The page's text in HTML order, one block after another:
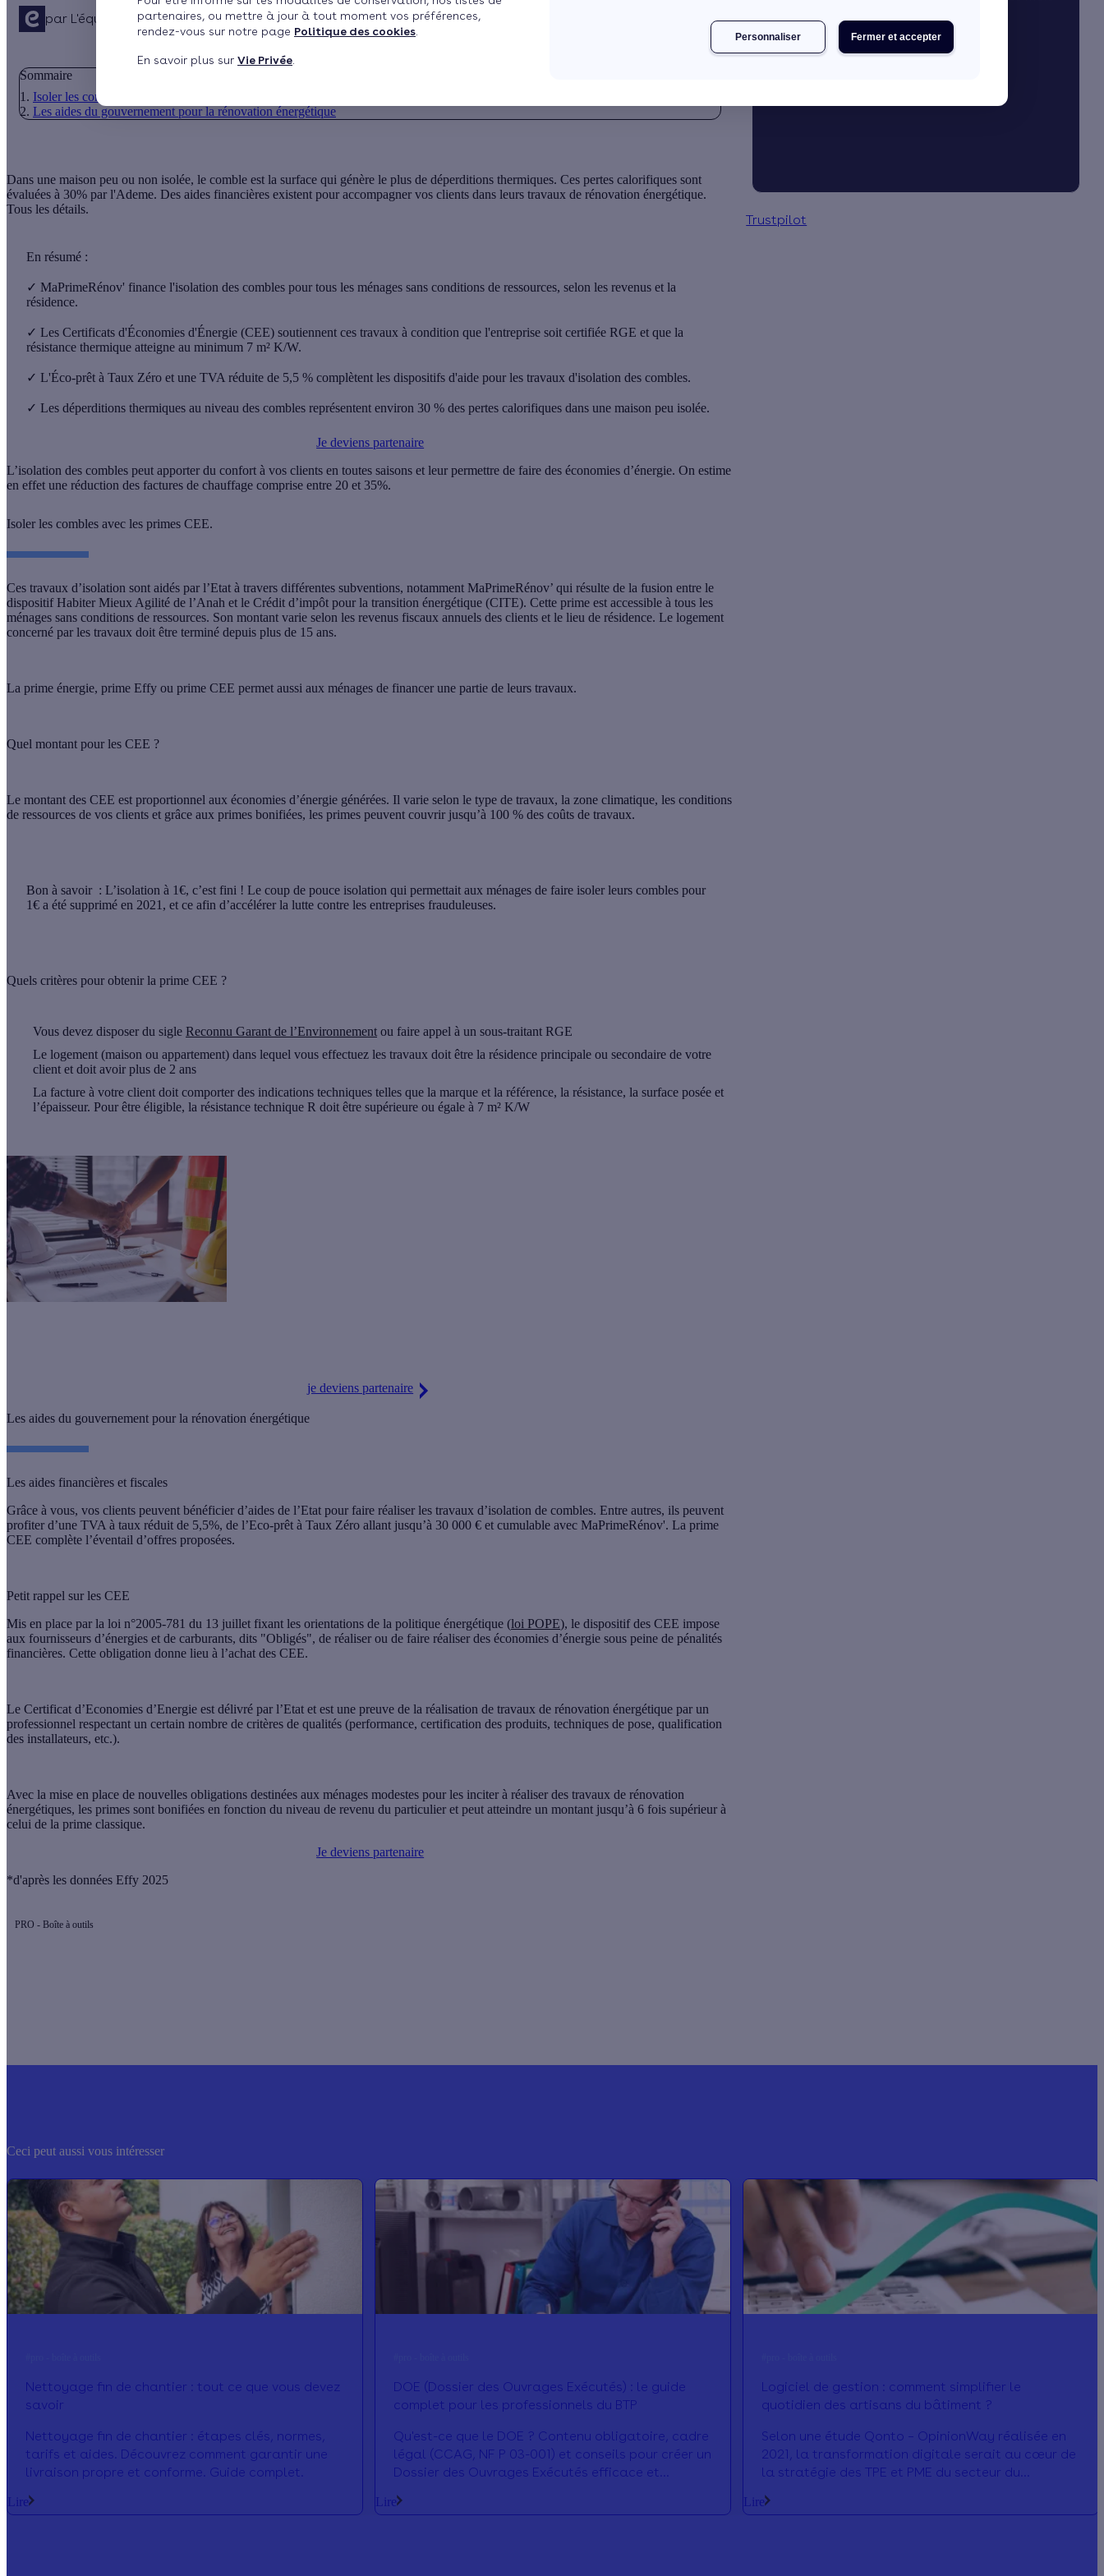
partenaires, ou mettre à jour à tout moment vos préférences,
rendez-vous sur notre page Politique des cookies
En savoir plus sur Vie Privée
Fermer et accepter
Personnaliser
par L'équipe de rédactionPublié le 02/08/2021 à 18h16 Mis à jour le 16/06/2026 à 16h15
Sommaire
Isoler les combles avec les primes CEE.
Les aides du gouvernement pour la rénovation énergétique
Dans une maison peu ou non isolée, le comble est la surface qui génère le plus de déperditions thermiques. Ces pertes calorifiques sont
évaluées à 30% par l'Ademe. Des aides financières existent pour accompagner vos clients dans leurs travaux de rénovation énergétique.
Tous les détails.
En résumé :
✓ MaPrimeRénov' finance l'isolation des combles pour tous les ménages sans conditions de ressources, selon les revenus et la
résidence.
✓ Les Certificats d'Économies d'Énergie (CEE) soutiennent ces travaux à condition que l'entreprise soit certifiée RGE et que la
résistance thermique atteigne au minimum 7 m² K/W.
✓ L'Éco-prêt à Taux Zéro et une TVA réduite de 5,5 % complètent les dispositifs d'aide pour les travaux d'isolation des combles.
✓ Les déperditions thermiques au niveau des combles représentent environ 30 % des pertes calorifiques dans une maison peu isolée.
Je deviens partenaire
L’isolation des combles peut apporter du confort à vos clients en toutes saisons et leur permettre de faire des économies d’énergie. On estime
en effet une réduction des factures de chauffage comprise entre 20 et 35%.
Isoler les combles avec les primes CEE.
Ces travaux d’isolation sont aidés par l’Etat à travers différentes subventions, notamment MaPrimeRénov’ qui résulte de la fusion entre le
dispositif Habiter Mieux Agilité de l’Anah et le Crédit d’impôt pour la transition énergétique (CITE). Cette prime est accessible à tous les
ménages sans conditions de ressources. Son montant varie selon les revenus fiscaux annuels des clients et le lieu de résidence. Le logement
concerné par les travaux doit être terminé depuis plus de 15 ans.
La prime énergie, prime Effy ou prime CEE permet aussi aux ménages de financer une partie de leurs travaux.
Quel montant pour les CEE ?
Le montant des CEE est proportionnel aux économies d’énergie générées. Il varie selon le type de travaux, la zone climatique, les conditions
de ressources de vos clients et grâce aux primes bonifiées, les primes peuvent couvrir jusqu’à 100 % des coûts de travaux.
Bon à savoir : L’isolation à 1€, c’est fini ! Le coup de pouce isolation qui permettait aux ménages de faire isoler leurs combles pour
1€ a été supprimé en 2021, et ce afin d’accélérer la lutte contre les entreprises frauduleuses.
Quels critères pour obtenir la prime CEE ?
Vous devez disposer du sigle Reconnu Garant de l’Environnement ou faire appel à un sous-traitant RGE
Le logement (maison ou appartement) dans lequel vous effectuez les travaux doit être la résidence principale ou secondaire de votre
client et doit avoir plus de 2 ans
La facture à votre client doit comporter des indications techniques telles que la marque et la référence, la résistance, la surface posée et
l’épaisseur. Pour être éligible, la résistance technique R doit être supérieure ou égale à 7 m² K/W
je deviens partenaire
Les aides du gouvernement pour la rénovation énergétique
Les aides financières et fiscales
Grâce à vous, vos clients peuvent bénéficier d’aides de l’Etat pour faire réaliser les travaux d’isolation de combles. Entre autres, ils peuvent
profiter d’une TVA à taux réduit de 5,5%, de l’Eco-prêt à Taux Zéro allant jusqu’à 30 000 € et cumulable avec MaPrimeRénov'. La prime
CEE complète l’éventail d’offres proposées.
Petit rappel sur les CEE
Mis en place par la loi n°2005-781 du 13 juillet fixant les orientations de la politique énergétique (loi POPE), le dispositif des CEE impose
aux fournisseurs d’énergies et de carburants, dits "Obligés", de réaliser ou de faire réaliser des économies d’énergie sous peine de pénalités
financières. Cette obligation donne lieu à l’achat des CEE.
Le Certificat d’Economies d’Energie est délivré par l’Etat et est une preuve de la réalisation de travaux de rénovation énergétique par un
professionnel respectant un certain nombre de critères de qualités (performance, certification des produits, techniques de pose, qualification
des installateurs, etc.).
Avec la mise en place de nouvelles obligations destinées aux ménages modestes pour les inciter à réaliser des travaux de rénovation
énergétiques, les primes sont bonifiées en fonction du niveau de revenu du particulier et peut atteindre un montant jusqu’à 6 fois supérieur à
celui de la prime classique.
Je deviens partenaire
*d'après les données Effy 2025
PRO - Boîte à outils
Je booste mon activité
Trustpilot
Ceci peut aussi vous intéresser
Nettoyage fin de chantier : tout ce que vous devez
savoir
Nettoyage fin de chantier : étapes clés, normes,
tarifs et aides. Découvrez comment garantir une
livraison propre et conforme. Guide complet.
Lire
DOE (Dossier des Ouvrages Exécutés) : le guide
complet pour les professionnels du BTP
Qu'est-ce que le DOE ? Contenu obligatoire, cadre
légal (CCAG, NF P 03-001) et conseils pour créer un
Dossier des Ouvrages Exécutés efficace et
Lire
Logiciel de gestion : comment simplifier le
quotidien des artisans du bâtiment ?
Selon une étude Qonto – OpinionWay réalisée en
2021, la transformation digitale serait au cœur de
la stratégie des TPE et PME du secteur du
compris : les outils numériques présentent de
Lire